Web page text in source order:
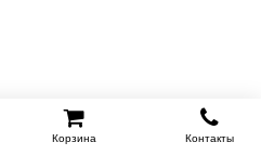
Корзина Контакты